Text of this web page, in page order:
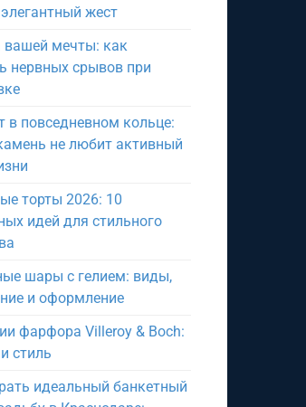
жест
вашей мечты: как
нервных срывов при
в повседневном кольце:
не любит активный
торты 2026: 10
идей для стильного
шары с гелием: виды,
и оформление
фарфора Villeroy & Boch:
стиль
идеальный банкетный